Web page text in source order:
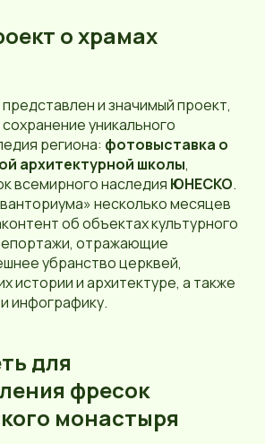
о храмах
и значимый проект,
уникального
региона: фотовыставка о
архитектурной школы,
всемирного наследия ЮНЕСКО.
несколько месяцев
об объектах культурного
отражающие
убранство церквей,
истории и архитектуре, а также
инфографику.
для
фресок
монастыря